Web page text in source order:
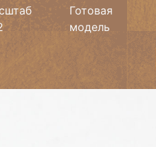
Готовая
модель